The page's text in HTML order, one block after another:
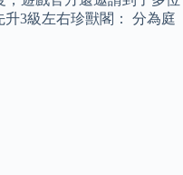
3級左右珍獸閣： 分為庭